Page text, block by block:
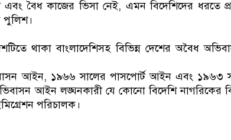
বৈধ কাজের ভিসা নেই, এমন বিদেশিদের ধরতে
পুলিশ।
থাকা বাংলাদেশিসহ বিভিন্ন দেশের অবৈধ
আইন, ১৯৬৬ সালের পাসপোর্ট আইন এবং ১৯৬৩
আইন লঙ্ঘনকারী যে কোনো বিদেশি নাগরিকের
পরিচালক।